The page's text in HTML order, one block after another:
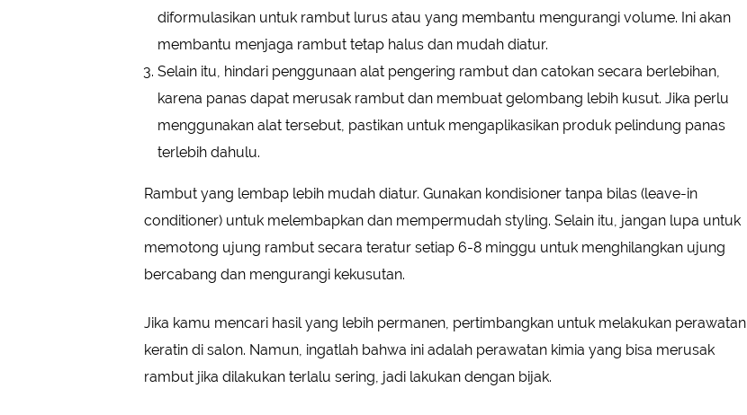
diformulasikan untuk rambut lurus atau yang membantu mengurangi volume. Ini akan
membantu menjaga rambut tetap halus dan mudah diatur.
Selain itu, hindari penggunaan alat pengering rambut dan catokan secara berlebihan,
karena panas dapat merusak rambut dan membuat gelombang lebih kusut. Jika perlu
menggunakan alat tersebut, pastikan untuk mengaplikasikan produk pelindung panas
terlebih dahulu.
Rambut yang lembap lebih mudah diatur. Gunakan kondisioner tanpa bilas (leave-in
conditioner) untuk melembapkan dan mempermudah styling. Selain itu, jangan lupa untuk
memotong ujung rambut secara teratur setiap 6-8 minggu untuk menghilangkan ujung
bercabang dan mengurangi kekusutan.
Jika kamu mencari hasil yang lebih permanen, pertimbangkan untuk melakukan perawatan
keratin di salon. Namun, ingatlah bahwa ini adalah perawatan kimia yang bisa merusak
rambut jika dilakukan terlalu sering, jadi lakukan dengan bijak.